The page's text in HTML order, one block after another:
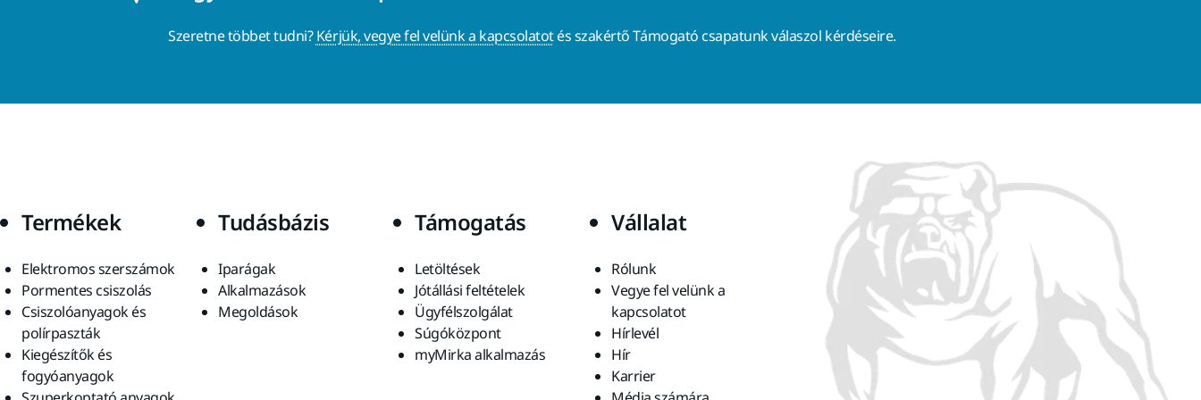
Szeretne többet tudni?Kérjük, vegye fel velünk a kapcsolatotés szakértő Támogató csapatunk válaszol kérdéseire.
Termékek
Elektromos szerszámok
Pormentes csiszolás
Csiszolóanyagok és
polírpaszták
Kiegészítők és
fogyóanyagok
Tudásbázis
Iparágak
Alkalmazások
Megoldások
Támogatás
Letöltések
Jótállási feltételek
Ügyfélszolgálat
Súgóközpont
myMirka alkalmazás
Vállalat
Rólunk
Vegye fel velünk a
kapcsolatot
Hírlevél
Hír
Karrier